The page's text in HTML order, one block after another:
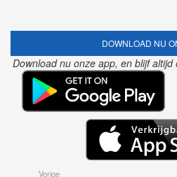
DOWNLOAD NU
Download nu onze app, en blijf
Vorige